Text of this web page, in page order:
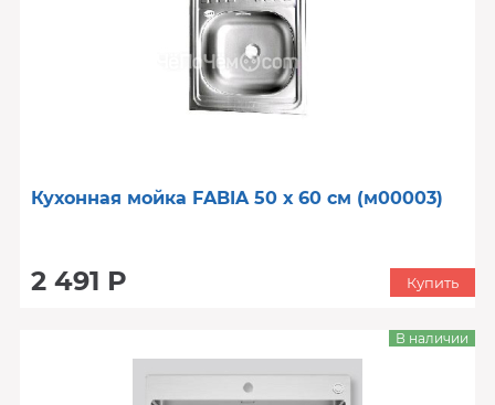
Кухонная мойка FABIA 50 х 60 см (м00003)
2 491 Р Купить
В наличии